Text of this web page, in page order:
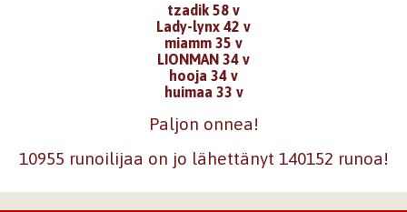
tzadik 58 v
Lady-lynx 42 v
miamm 35 v
LIONMAN 34 v
hooja 34 v
huimaa 33 v
Paljon onnea!
10955 runoilijaa on jo lähettänyt 140152 runoa!